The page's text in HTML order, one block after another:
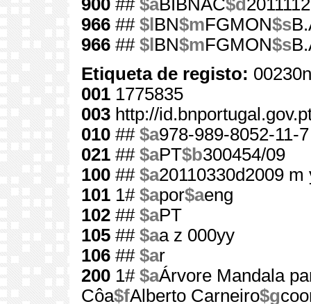
900 ## $aBIBNAC$d
966 ## $l BN$mFGMON$s
966 ## $l BN$mFGMON$s
Etiqueta de registo:
001 1775835
003 http://
010 ## $a978-989-8052-11-7
021 ## $aPT$b300454/09
100 ## $a20110330d2009
101 1# $apor$aeng
102 ## $aPT
105 ## $aa z 000yy
106 ## $ar
200 1# $aÁrvore Mandala
Côa$fAlberto Carneiro$g